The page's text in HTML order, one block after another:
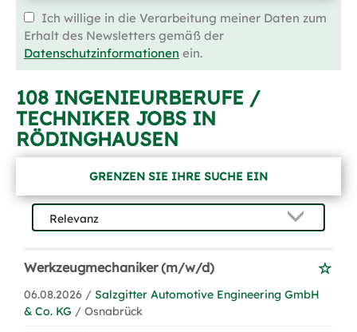
Ich willige in die Verarbeitung meiner Daten zum
Erhalt des Newsletters gemäß der
Datenschutzinformationen ein.
108 INGENIEURBERUFE /
TECHNIKER JOBS IN
RÖDINGHAUSEN
GRENZEN SIE IHRE SUCHE EIN
Werkzeugmechaniker (m/w/d)
06.08.2026 / Salzgitter Automotive Engineering GmbH
& Co. KG / Osnabrück